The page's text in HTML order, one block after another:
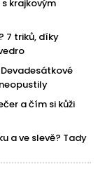
krajkovým
7 triků, díky
a čím si kůži
a ve slevě? Tady